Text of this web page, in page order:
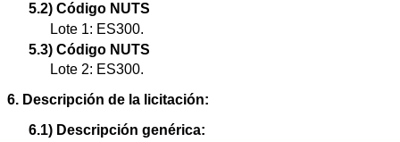
5.2) Código NUTS
Lote 1: ES300.
5.3) Código NUTS
Lote 2: ES300.
6. Descripción de la licitación:
6.1) Descripción genérica: